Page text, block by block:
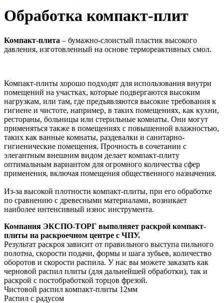
Обработка компакт-плит
Компакт-плита – бумажно-слоистый пластик высокого
давления, изготовленный на основе термореактивных смол.
Компакт-плиты хорошо подходят для использования внутри
помещений на участках, которые подвергаются высоким
нагрузкам, или там, где предъявляются высокие требования к
гигиене и чистоте, например, в таких помещениях, как кухни,
рестораны, больницы или стерильные комнаты. Они могут
применяться также в помещениях с повышенной влажностью,
таких как ванные комнаты, раздевалки и санитарно-
гигиенические помещения. Прочность в сочетании с
элегантным внешним видом делает компакт-плиту
оптимальным вариантом для огромного количества сфер
применения, включая помещения общественного назначения.
Из-за высокой плотности компакт-плиты, при его обработке
по сравнению с древесными материалами, возникает
наиболее интенсивный износ инструмента.
Компания ЭКСПО-ТОРГ выполняет раскрой компакт-
плиты на раскроечном центре с ЧПУ.
Результат раскроя зависит от правильного выступа пильного
полотна, скорости подачи, формы и шага зубьев, количество
оборотов и скорости распила. У нас вы можете заказать как
черновой распил плиты (для дальнейшей обработки), так и
раскрой с постобработкой торцов фрезой.
Чистовой распил компакт-плиты 12мм
Распил с радусом